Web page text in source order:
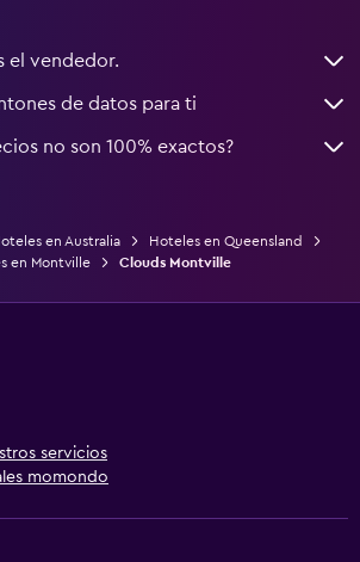
el vendedor.
de datos para ti
no son 100% exactos?
en Australia
Hoteles en Queensland
en Montville
Clouds Montville
servicios
momondo